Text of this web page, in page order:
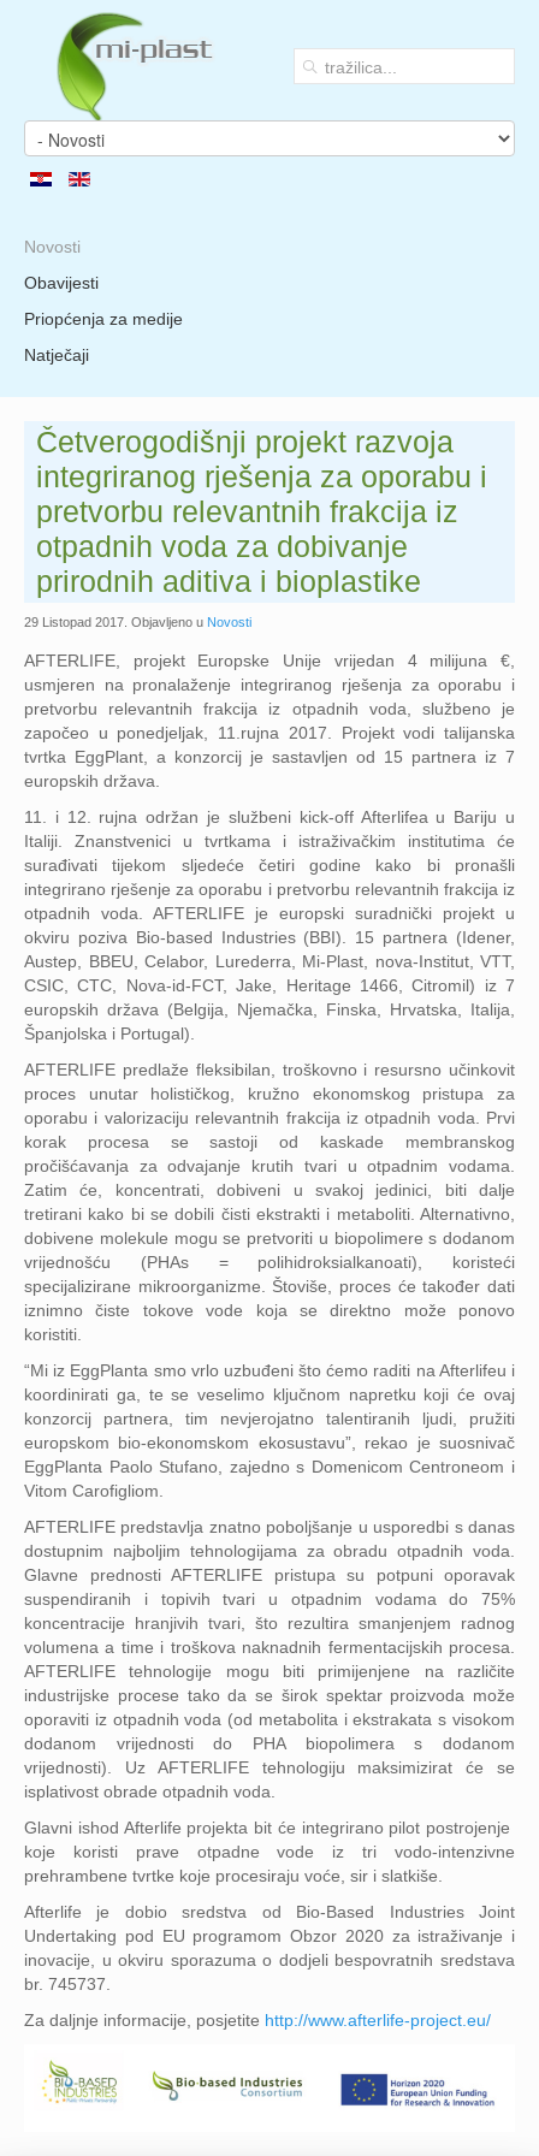
Novosti
Obavijesti
Priopćenja za medije
Natječaji
Četverogodišnji projekt razvoja
integriranog rješenja za oporabu i
pretvorbu relevantnih frakcija iz
otpadnih voda za dobivanje
prirodnih aditiva i bioplastike
29 Listopad 2017 . Objavljeno u Novosti
AFTERLIFE, projekt Europske Unije vrijedan 4 milijuna €,
usmjeren na pronalaženje integriranog rješenja za oporabu i
pretvorbu relevantnih frakcija iz otpadnih voda, službeno je
započeo u ponedjeljak, 11.rujna 2017. Projekt vodi talijanska
tvrtka EggPlant, a konzorcij je sastavljen od 15 partnera iz 7
europskih država.
11. i 12. rujna održan je službeni kick-off Afterlifea u Bariju u
Italiji. Znanstvenici u tvrtkama i istraživačkim institutima će
surađivati tijekom sljedeće četiri godine kako bi pronašli
integrirano rješenje za oporabu i pretvorbu relevantnih frakcija iz
otpadnih voda. AFTERLIFE je europski suradnički projekt u
okviru poziva Bio-based Industries (BBI). 15 partnera (Idener,
Austep, BBEU, Celabor, Lurederra, Mi-Plast, nova-Institut, VTT,
CSIC, CTC, Nova-id-FCT, Jake, Heritage 1466, Citromil) iz 7
europskih država (Belgija, Njemačka, Finska, Hrvatska, Italija,
Španjolska i Portugal).
AFTERLIFE predlaže fleksibilan, troškovno i resursno učinkovit
proces unutar holističkog, kružno ekonomskog pristupa za
oporabu i valorizaciju relevantnih frakcija iz otpadnih voda. Prvi
korak procesa se sastoji od kaskade membranskog
pročišćavanja za odvajanje krutih tvari u otpadnim vodama.
Zatim će, koncentrati, dobiveni u svakoj jedinici, biti dalje
tretirani kako bi se dobili čisti ekstrakti i metaboliti. Alternativno,
dobivene molekule mogu se pretvoriti u biopolimere s dodanom
vrijednošću (PHAs = polihidroksialkanoati), koristeći
specijalizirane mikroorganizme. Štoviše, proces će također dati
iznimno čiste tokove vode koja se direktno može ponovo
koristiti.
“Mi iz EggPlanta smo vrlo uzbuđeni što ćemo raditi na Afterlifeu i
koordinirati ga, te se veselimo ključnom napretku koji će ovaj
konzorcij partnera, tim nevjerojatno talentiranih ljudi, pružiti
europskom bio-ekonomskom ekosustavu”, rekao je suosnivač
EggPlanta Paolo Stufano, zajedno s Domenicom Centroneom i
Vitom Carofigliom.
AFTERLIFE predstavlja znatno poboljšanje u usporedbi s danas
dostupnim najboljim tehnologijama za obradu otpadnih voda.
Glavne prednosti AFTERLIFE pristupa su potpuni oporavak
suspendiranih i topivih tvari u otpadnim vodama do 75%
koncentracije hranjivih tvari, što rezultira smanjenjem radnog
volumena a time i troškova naknadnih fermentacijskih procesa.
AFTERLIFE tehnologije mogu biti primijenjene na različite
industrijske procese tako da se širok spektar proizvoda može
oporaviti iz otpadnih voda (od metabolita i ekstrakata s visokom
dodanom vrijednosti do PHA biopolimera s dodanom
vrijednosti). Uz AFTERLIFE tehnologiju maksimizirat će se
isplativost obrade otpadnih voda.
Glavni ishod Afterlife projekta bit će integrirano pilot postrojenje
koje koristi prave otpadne vode iz tri vodo-intenzivne
prehrambene tvrtke koje procesiraju voće, sir i slatkiše.
Afterlife je dobio sredstva od Bio-Based Industries Joint
Undertaking pod EU programom Obzor 2020 za istraživanje i
inovacije, u okviru sporazuma o dodjeli bespovratnih sredstava
br. 745737.
Za daljnje informacije, posjetite http://www.afterlife-project.eu/